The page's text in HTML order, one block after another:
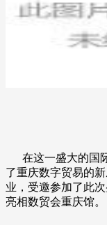
在这一盛大的国
了重庆数字贸易的新
业，受邀参加了此
亮相数贸会重庆馆。